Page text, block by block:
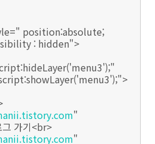
position:absolute;
: hidden">
"
가기<br>
"